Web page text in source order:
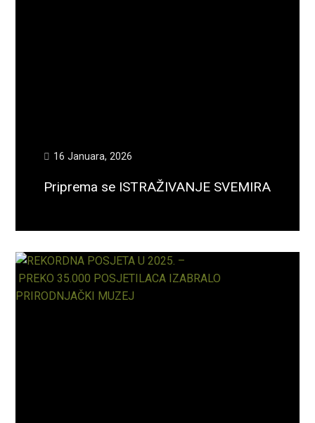
16 Januara, 2026
Priprema se ISTRAŽIVANJE SVEMIRA